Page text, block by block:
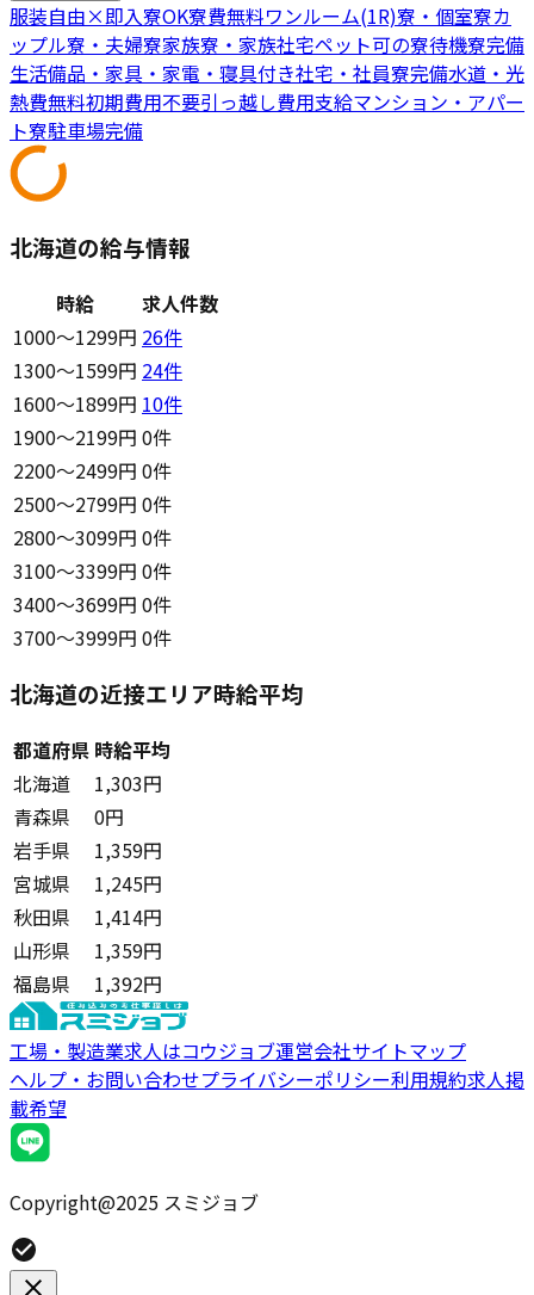
服装自由×即入寮OK寮費無料ワンルーム(1R)寮・個室寮カ
ップル寮・夫婦寮家族寮・家族社宅ペット可の寮待機寮完備
生活備品・家具・家電・寝具付き社宅・社員寮完備水道・光
熱費無料初期費用不要引っ越し費用支給マンション・アパー
ト寮駐車場完備
北海道の給与情報
時給
求人件数
1000〜1299円 26件
1300〜1599円 24件
1600〜1899円 10件
1900〜2199円 0件
2200〜2499円 0件
2500〜2799円 0件
2800〜3099円 0件
3100〜3399円 0件
3400〜3699円 0件
3700〜3999円 0件
北海道の近接エリア時給平均
都道府県 時給平均
北海道
1,303円
青森県
0円
岩手県
1,359円
宮城県
1,245円
秋田県
1,414円
山形県
1,359円
福島県
1,392円
工場・製造業求人はコウジョブ運営会社サイトマップ
ヘルプ・お問い合わせプライバシーポリシー利用規約求人掲
載希望
Copyright@2025 スミジョブ